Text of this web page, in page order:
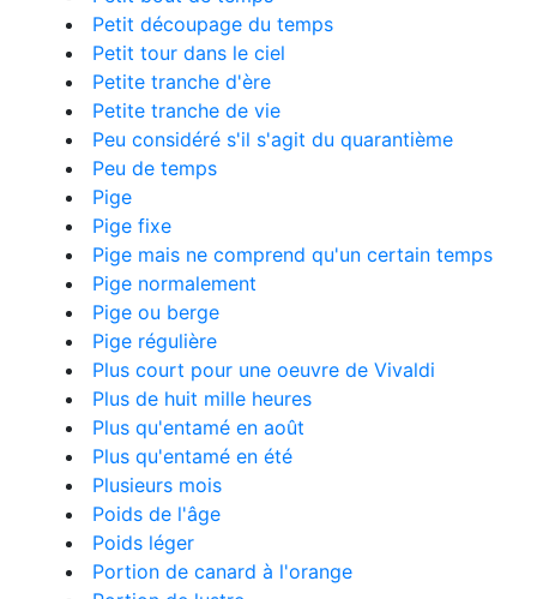
Petit découpage du temps
Petit tour dans le ciel
Petite tranche d'ère
Petite tranche de vie
Peu considéré s'il s'agit du quarantième
Peu de temps
Pige
Pige fixe
Pige mais ne comprend qu'un certain temps
Pige normalement
Pige ou berge
Pige régulière
Plus court pour une oeuvre de Vivaldi
Plus de huit mille heures
Plus qu'entamé en août
Plus qu'entamé en été
Plusieurs mois
Poids de l'âge
Poids léger
Portion de canard à l'orange